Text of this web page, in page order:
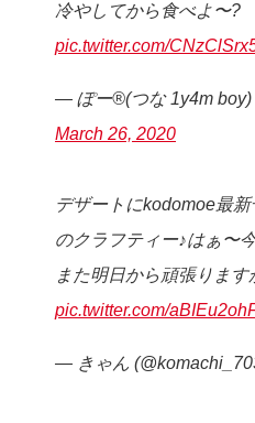
冷やしてから食べよ〜?
pic.twitter.com/
— ぽー®︎(つな 1y4m boy)
March 26, 2020
デザートにkodomoe最
のクラフティー♪はぁ〜
また明日から頑張ります
pic.twitter.com/
— きゃん